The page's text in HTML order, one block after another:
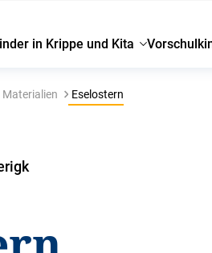
in Krippe und Kita
Eselostern